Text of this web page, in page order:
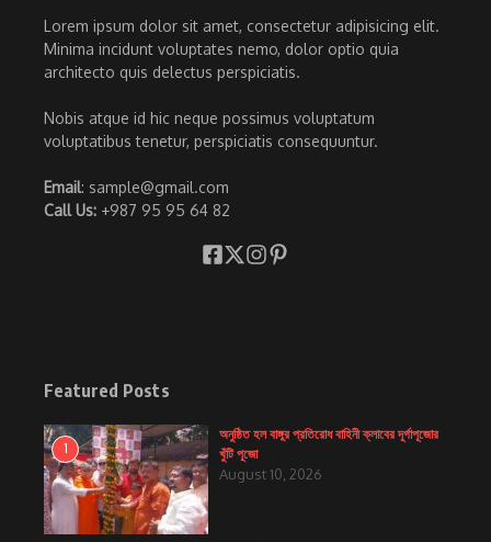
Lorem ipsum dolor sit amet, consectetur adipisicing elit.
Minima incidunt voluptates nemo, dolor optio quia
architecto quis delectus perspiciatis.
Nobis atque id hic neque possimus voluptatum
voluptatibus tenetur, perspiciatis consequuntur.
Email: sample@gmail.com
Call Us: +987 95 95 64 82
Featured Posts
1
অনুষ্ঠিত হল বাঙ্গুর প্রতিরোধ বাহিনী ক্লাবের দূর্গাপূজোর
খুঁটি পূজো
August 10, 2026